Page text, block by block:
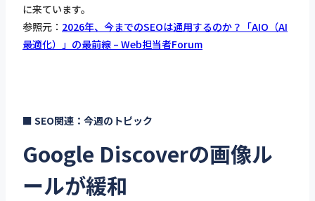
に来ています。
参照元： 2026年、今までのSEOは通用するのか？「AIO（AI
最適化）」の最前線 – Web担当者Forum
■ SEO関連：今週のトピック
Google Discoverの画像ル
ールが緩和